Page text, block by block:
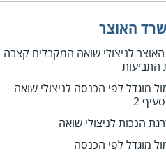
האוצר
לניצולי שואה המקבלים קצבה
מוגדל לפי הכנסה לניצולי שואה
2
הנכות לניצולי שואה
מוגדל לפי הכנסה